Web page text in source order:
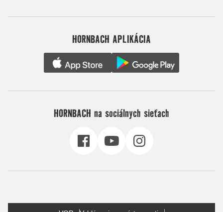
HORNBACH APLIKÁCIA
HORNBACH na sociálnych sieťach